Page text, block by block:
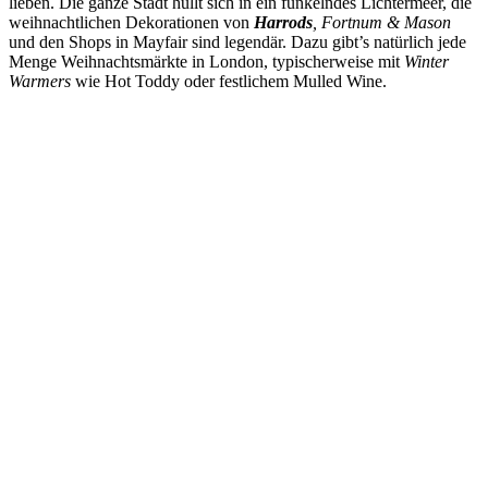
weihnachtlichen Dekorationen von Harrods , Fortnum & Mason
und den Shops in Mayfair sind legendär. Dazu gibt’s natürlich jede
Menge Weihnachtsmärkte in London, typischerweise mit Winter
Warmers wie Hot Toddy oder festlichem Mulled Wine.